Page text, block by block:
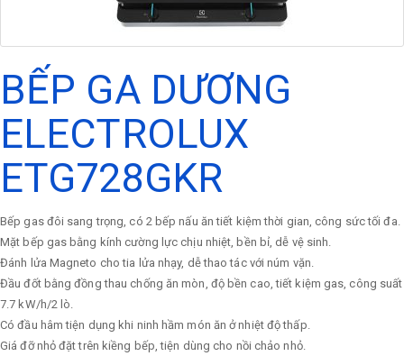
BẾP GA DƯƠNG
ELECTROLUX
ETG728GKR
Bếp gas đôi sang trọng, có 2 bếp nấu ăn tiết kiệm thời gian, công sức tối đa.
Mặt bếp gas bằng kính cường lực chịu nhiệt, bền bỉ, dễ vệ sinh.
Đánh lửa Magneto cho tia lửa nhạy, dễ thao tác với núm vặn.
Đầu đốt bằng đồng thau chống ăn mòn, độ bền cao, tiết kiệm gas, công suất
7.7 kW/h/2 lò.
Có đầu hâm tiện dụng khi ninh hầm món ăn ở nhiệt độ thấp.
Giá đỡ nhỏ đặt trên kiềng bếp, tiện dùng cho nồi chảo nhỏ.